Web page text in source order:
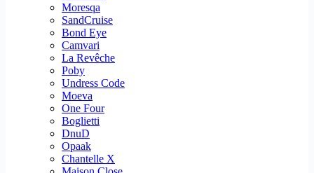
Moresqa
SandCruise
Bond Eye
Camvari
La Revêche
Poby
Undress Code
Moeva
One Four
Boglietti
DnuD
Opaak
Chantelle X